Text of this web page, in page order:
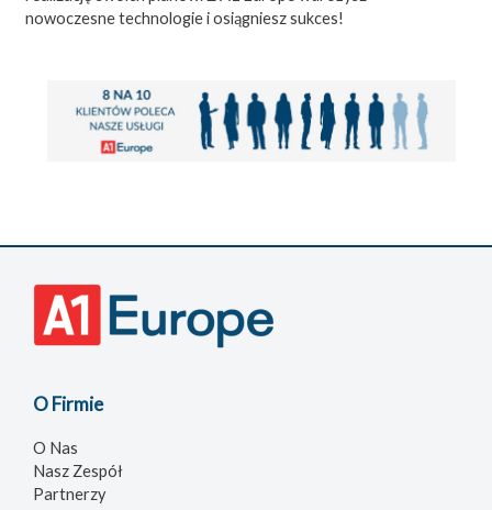
nowoczesne technologie i osiągniesz sukces!
O Firmie
O Nas
Nasz Zespół
Partnerzy